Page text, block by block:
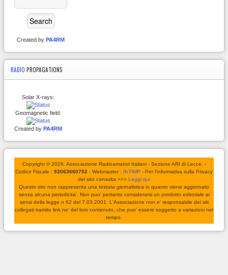
Created by PA4RM
RADIO PROPAGATIONS
Solar X-rays:
Geomagnetic field:
Created by PA4RM
Copyright © 2026. Associazione Radioamatori Italiani - Sezione ARI di Lecce. -
Codice Fiscale : 93063660752 - Webmaster : IK7IMP - Per l'informativa sulla Privacy
del sito consulta >>> Leggi qui
Questo sito non rappresenta una testata giornalistica in quanto viene aggiornato
senza alcuna periodicita'. Non puo' pertanto considerarsi un prodotto editoriale ai
sensi della legge n 62 del 7.03.2001. L'Associazione non e' responsabile dei siti
collegati tramite link ne' del loro contenuto, che puo' essere soggetto a variazioni nel
tempo.